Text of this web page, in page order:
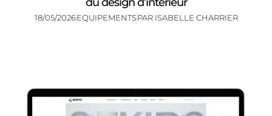
18/05/2026EQUIPEMENTSPAR ISABELLE CHARRIER